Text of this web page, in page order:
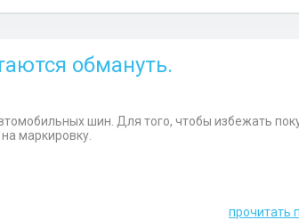
обмануть.
шин. Для того, чтобы избежать
маркировку.
прочитать